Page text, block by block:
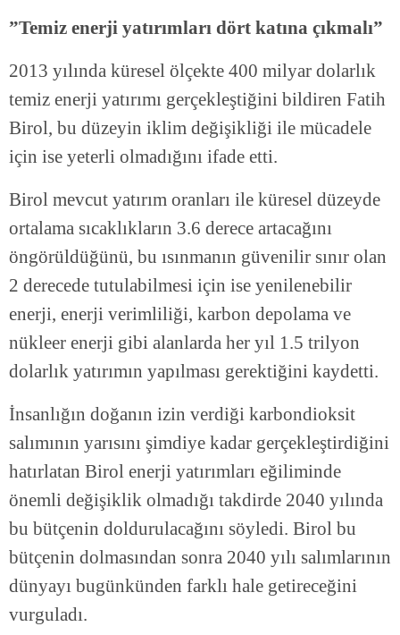
”Temiz enerji yatırımları dört katına çıkmalı”
2013 yılında küresel ölçekte 400 milyar dolarlık
temiz enerji yatırımı gerçekleştiğini bildiren Fatih
Birol, bu düzeyin iklim değişikliği ile mücadele
için ise yeterli olmadığını ifade etti.
Birol mevcut yatırım oranları ile küresel düzeyde
ortalama sıcaklıkların 3.6 derece artacağını
öngörüldüğünü, bu ısınmanın güvenilir sınır olan
2 derecede tutulabilmesi için ise yenilenebilir
enerji, enerji verimliliği, karbon depolama ve
nükleer enerji gibi alanlarda her yıl 1.5 trilyon
dolarlık yatırımın yapılması gerektiğini kaydetti.
İnsanlığın doğanın izin verdiği karbondioksit
salımının yarısını şimdiye kadar gerçekleştirdiğini
hatırlatan Birol enerji yatırımları eğiliminde
önemli değişiklik olmadığı takdirde 2040 yılında
bu bütçenin doldurulacağını söyledi. Birol bu
bütçenin dolmasından sonra 2040 yılı salımlarının
dünyayı bugünkünden farklı hale getireceğini
vurguladı.